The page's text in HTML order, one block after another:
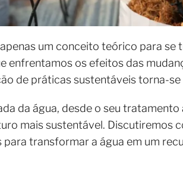
um conceito teórico para
enfrentamos os efeitos das
de práticas sustentáveis torna-se
da água, desde o seu
mais sustentável. Discutiremos
transformar a água em um